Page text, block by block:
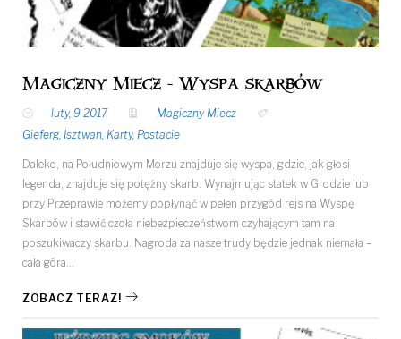
Magiczny Miecz - Wyspa skarbów
luty, 9 2017
Magiczny Miecz
Gieferg, Isztwan Karty, Postacie
Daleko, na Południowym Morzu znajduje się wyspa, gdzie, jak głosi
legenda, znajduje się potężny skarb. Wynajmując statek w Grodzie lub
przy Przeprawie możemy popłynąć w pełen przygód rejs na Wyspę
Skarbów i stawić czoła niebezpieczeństwom czyhającym tam na
poszukiwaczy skarbu. Nagroda za nasze trudy będzie jednak niemała –
cała góra…
ZOBACZ TERAZ!